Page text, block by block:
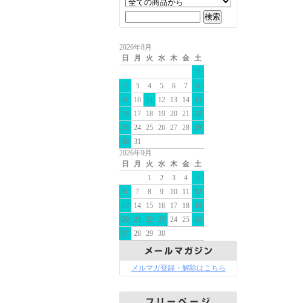
2026年8月
日
月 火 水 木 金 土
1
2
3 4 5 6 7
8
9
10 11 12 13 14
15
16
17 18 19 20 21
22
23 24 25 26 27 28 29
30 31
2026年9月
日
月 火 水 木 金 土
1
2 3 4
5
6
7 8 9 10 11
12
13
14 15 16 17 18
19
20 21 22 23 24 25 26
27 28 29 30
メルマガ登録・解除はこちら